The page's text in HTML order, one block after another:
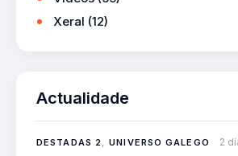
Xeral (12)
Actualidade
DESTADAS 2,UNIVERSO GALEGO 2